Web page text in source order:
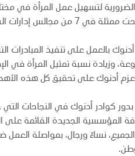
الضرورية لتسهيل عمل المرأة في
لأدنوك وذلك بفضل جدارتها وقدرتها على التميز.
بالعمل على تنفيذ المبادرات
وزيادة نسبة تمثيل المرأة في
أدنوك على تحقيق كل هذه الأهداف
بدور كوادر أدنوك في النجاحات
المؤسسية الجديدة القائمة على
الجميع، نساءً ورجال، بمواصلة